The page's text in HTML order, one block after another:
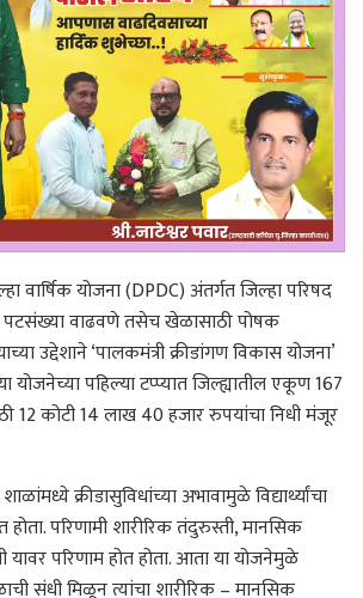
वार्षिक योजना (DPDC) अंतर्गत जिल्हा परिषद
पटसंख्या वाढवणे तसेच खेळासाठी पोषक
उद्देशाने ‘पालकमंत्री क्रीडांगण विकास योजना’
योजनेच्या पहिल्या टप्प्यात जिल्ह्यातील एकूण 167
12 कोटी 14 लाख 40 हजार रुपयांचा निधी मंजूर
क्रीडासुविधांच्या अभावामुळे विद्यार्थ्यांचा
परिणामी शारीरिक तंदुरुस्ती, मानसिक
यावर परिणाम होत होता. आता या योजनेमुळे
संधी मिळून त्यांचा शारीरिक – मानसिक